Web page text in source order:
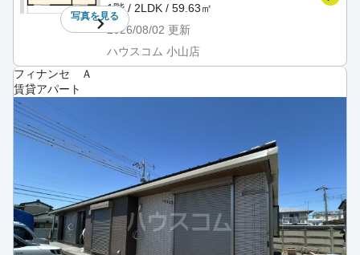
写真を見る
1階 / 2LDK / 59.63㎡
2026/08/02 更新
ハウスコム 小山店
フィナンセ Ａ
賃貸アパート